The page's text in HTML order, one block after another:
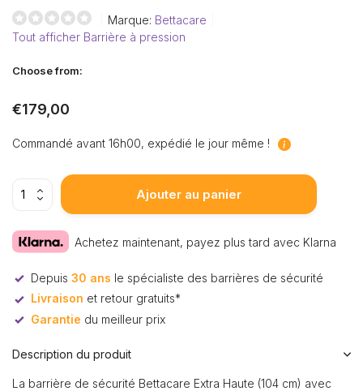
Marque: Bettacare
Tout afficher Barrière à pression
Choose from:
€179,00
Commandé avant 16h00, expédié le jour même !
Ajouter au panier
Achetez maintenant, payez plus tard avec Klarna
Depuis 30 ans le spécialiste des barrières de sécurité
Livraison et retour gratuits*
Garantie du meilleur prix
Description du produit
La barrière de sécurité Bettacare Extra Haute (104 cm) avec